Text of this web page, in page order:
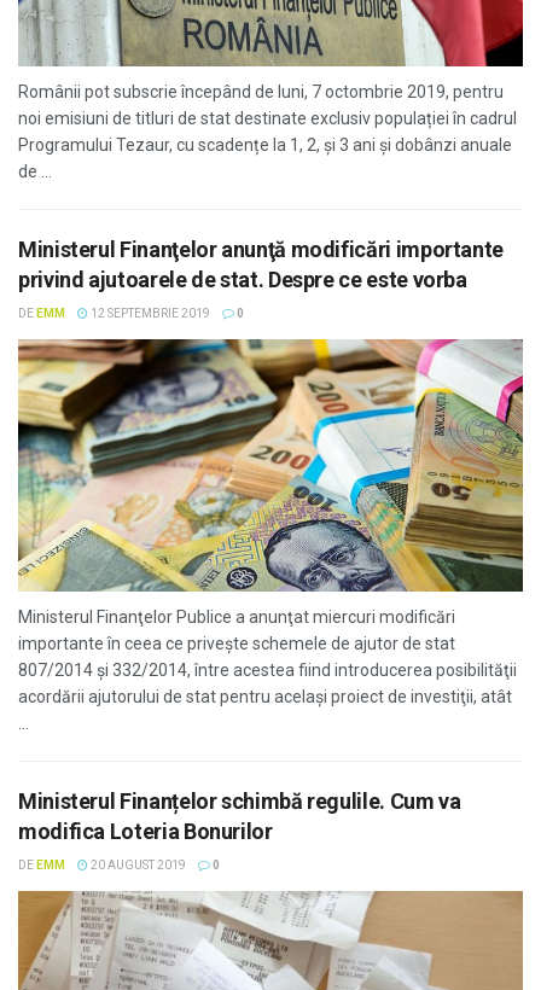
Românii pot subscrie începând de luni, 7 octombrie 2019, pentru
noi emisiuni de titluri de stat destinate exclusiv populației în cadrul
Programului Tezaur, cu scadențe la 1, 2, și 3 ani şi dobânzi anuale
de ...
Ministerul Finanţelor anunţă modificări importante
privind ajutoarele de stat. Despre ce este vorba
DE EMM 12 SEPTEMBRIE 2019 0
Ministerul Finanţelor Publice a anunţat miercuri modificări
importante în ceea ce priveşte schemele de ajutor de stat
807/2014 şi 332/2014, între acestea fiind introducerea posibilităţii
acordării ajutorului de stat pentru acelaşi proiect de investiţii, atât
Ministerul Finanțelor schimbă regulile. Cum va
modifica Loteria Bonurilor
DE EMM 20 AUGUST 2019 0